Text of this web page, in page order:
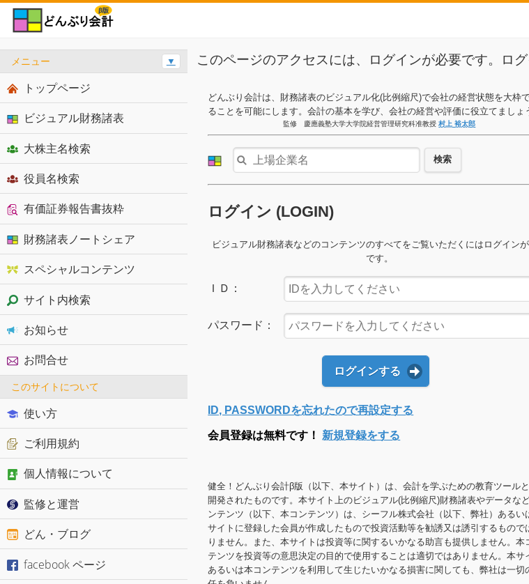
このページのアクセスには、ログインが必要です。ロ
どんぶり会計は、財務諸表のビジュアル化(比例縮尺)で会社の経営状態を大枠
ることを可能にします。会計の基本を学び、会社の経営や評価に役立てましょ
監修 慶應義塾大学大学院経営管理研究科准教授村上 裕太郎
検索
ログイン (LOGIN)
ビジュアル財務諸表などのコンテンツのすべてをご覧いただくにはログイン
です。
ＩＤ：
パスワード：
ログインする
ID, PASSWORDを忘れたので再設定する
会員登録は無料です！ 新規登録をする
健全！どんぶり会計β版（以下、本サイト）は、会計を学ぶための教育ツール
開発されたものです。本サイト上のビジュアル(比例縮尺)財務諸表やデータな
ンテンツ（以下、本コンテンツ）は、シーフル株式会社（以下、弊社）あるい
サイトに登録した会員が作成したもので投資活動等を勧誘又は誘引するもので
りません。また、本サイトは投資等に関するいかなる助言も提供しません。本
テンツを投資等の意思決定の目的で使用することは適切ではありません。本サ
あるいは本コンテンツを利用して生じたいかなる損害に関しても、弊社は一切
メニュー ▼
トップページ
ビジュアル財務諸表
大株主名検索
役員名検索
有価証券報告書抜粋
財務諸表ノートシェア
スペシャルコンテンツ
サイト内検索
お知らせ
お問合せ
このサイトについて
使い方
ご利用規約
個人情報について
監修と運営
どん・ブログ
facebook ページ